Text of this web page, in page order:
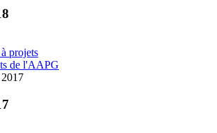
projets
de l'AAPG